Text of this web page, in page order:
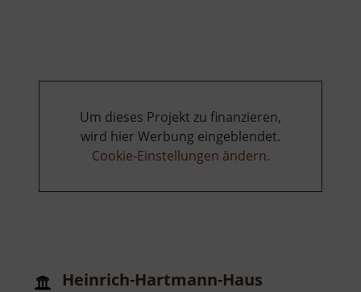
Um dieses Projekt zu finanzieren,
wird hier Werbung eingeblendet.
Cookie-Einstellungen ändern.
Heinrich-Hartmann-Haus